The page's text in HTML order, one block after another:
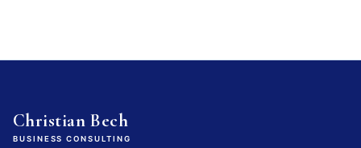
Christian Bech
BUSINESS CONSULTING